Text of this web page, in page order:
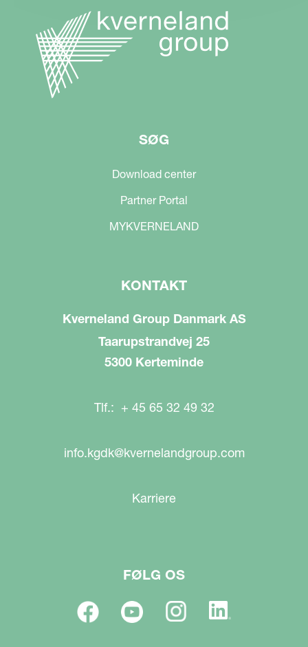
SØG
Download center
Partner Portal
MYKVERNELAND
KONTAKT
Kverneland Group Danmark AS
Taarupstrandvej 25
5300 Kerteminde
Tlf.: + 45 65 32 49 32
info.kgdk@kvernelandgroup.com
Karriere
FØLG OS